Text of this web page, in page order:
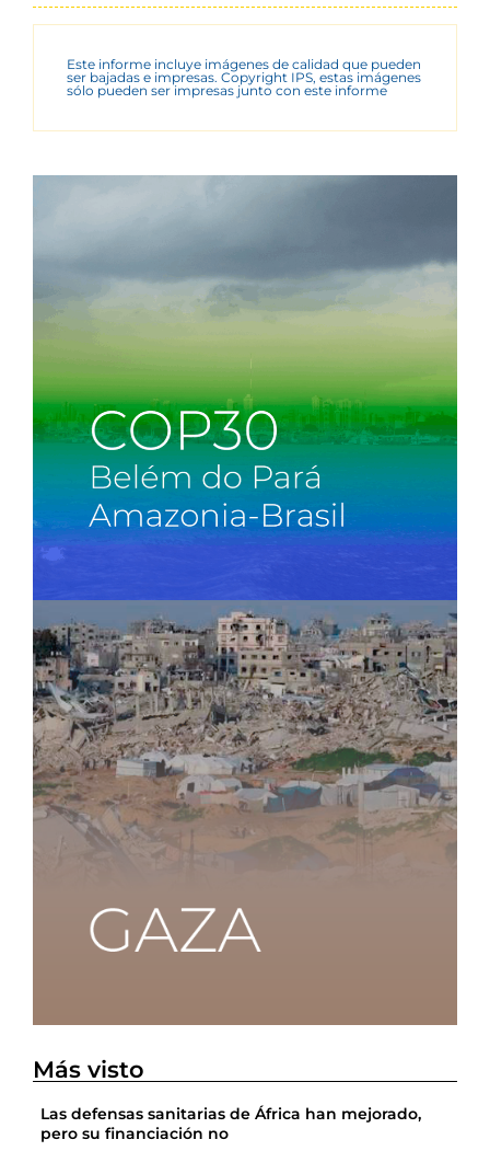
Este informe incluye imágenes de calidad que pueden
ser bajadas e impresas. Copyright IPS, estas imágenes
sólo pueden ser impresas junto con este informe
Más visto
Las defensas sanitarias de África han mejorado,
pero su financiación no